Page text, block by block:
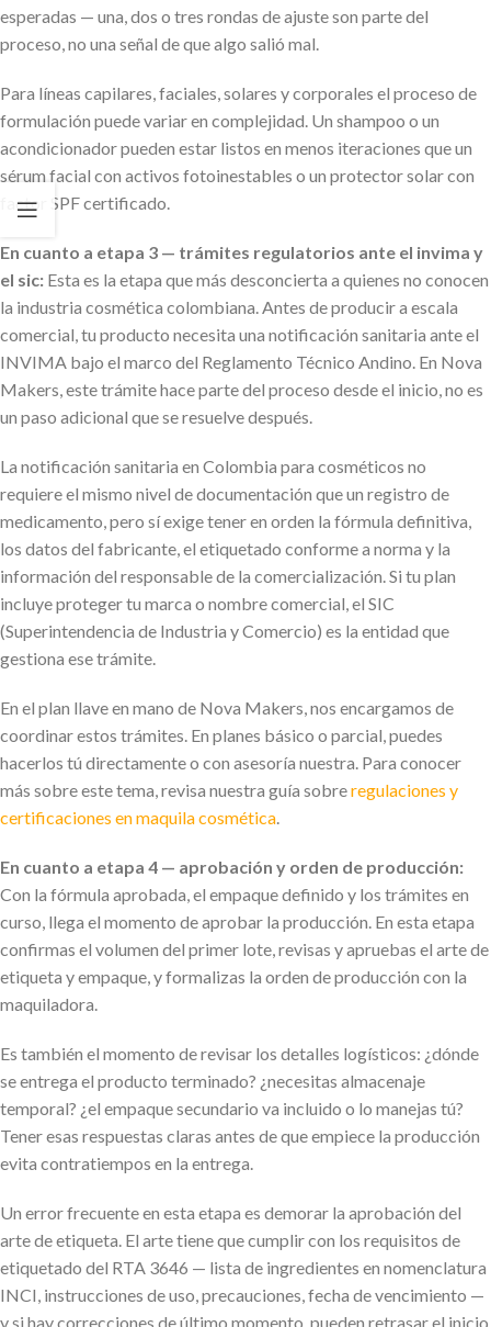
esperadas — una, dos o tres rondas de ajuste son parte del
proceso, no una señal de que algo salió mal.
Para líneas capilares, faciales, solares y corporales el proceso de
formulación puede variar en complejidad. Un shampoo o un
acondicionador pueden estar listos en menos iteraciones que un
sérum facial con activos fotoinestables o un protector solar con
factor SPF certificado.
En cuanto a etapa 3 — trámites regulatorios ante el invima y
el sic: Esta es la etapa que más desconcierta a quienes no conocen
la industria cosmética colombiana. Antes de producir a escala
comercial, tu producto necesita una notificación sanitaria ante el
INVIMA bajo el marco del Reglamento Técnico Andino. En Nova
Makers, este trámite hace parte del proceso desde el inicio, no es
un paso adicional que se resuelve después.
La notificación sanitaria en Colombia para cosméticos no
requiere el mismo nivel de documentación que un registro de
medicamento, pero sí exige tener en orden la fórmula definitiva,
los datos del fabricante, el etiquetado conforme a norma y la
información del responsable de la comercialización. Si tu plan
incluye proteger tu marca o nombre comercial, el SIC
(Superintendencia de Industria y Comercio) es la entidad que
gestiona ese trámite.
En el plan llave en mano de Nova Makers, nos encargamos de
coordinar estos trámites. En planes básico o parcial, puedes
hacerlos tú directamente o con asesoría nuestra. Para conocer
más sobre este tema, revisa nuestra guía sobreregulaciones y
certificaciones en maquila cosmética
En cuanto a etapa 4 — aprobación y orden de producción:
Con la fórmula aprobada, el empaque definido y los trámites en
curso, llega el momento de aprobar la producción. En esta etapa
confirmas el volumen del primer lote, revisas y apruebas el arte de
etiqueta y empaque, y formalizas la orden de producción con la
maquiladora.
Es también el momento de revisar los detalles logísticos: ¿dónde
se entrega el producto terminado? ¿necesitas almacenaje
temporal? ¿el empaque secundario va incluido o lo manejas tú?
Tener esas respuestas claras antes de que empiece la producción
evita contratiempos en la entrega.
Un error frecuente en esta etapa es demorar la aprobación del
arte de etiqueta. El arte tiene que cumplir con los requisitos de
etiquetado del RTA 3646 — lista de ingredientes en nomenclatura
INCI, instrucciones de uso, precauciones, fecha de vencimiento —
y si hay correcciones de último momento, pueden retrasar el inicio